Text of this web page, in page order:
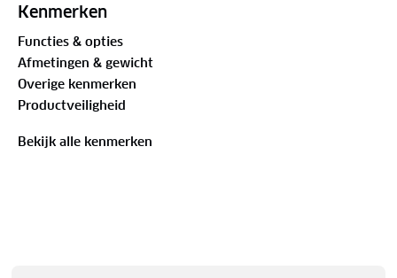
Hoogte 36 cm x breedte 15 cm x diepte 5 cm.
Kenmerken:
Kenmerken
Functies & opties
Afmetingen & gewicht
Overige kenmerken
Productveiligheid
Bekijk alle kenmerken